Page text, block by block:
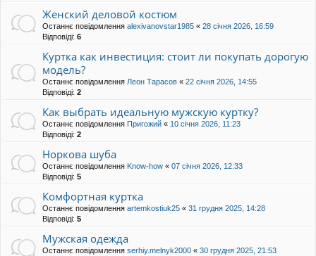
Женский деловой костюм
Останнє повідомлення alexivanovstar1985 « 28 січня 2026, 16:59
Відповіді: 6
Куртка как инвестиция: стоит ли покупать дорогую
модель?
Останнє повідомлення Леон Тарасов « 22 січня 2026, 14:55
Відповіді: 2
Как выбрать идеальную мужскую куртку?
Останнє повідомлення Пригожий « 10 січня 2026, 11:23
Відповіді: 2
Норкова шуба
Останнє повідомлення Know-how « 07 січня 2026, 12:33
Відповіді: 5
Комфортная куртка
Останнє повідомлення artemkostiuk25 « 31 грудня 2025, 14:28
Відповіді: 5
Мужская одежда
Останнє повідомлення serhiy.melnyk2000 « 30 грудня 2025, 21:53